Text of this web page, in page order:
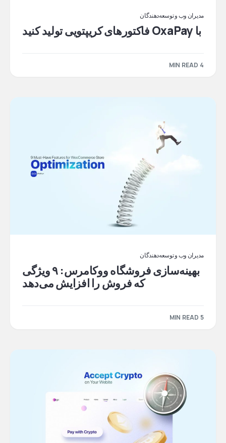
مدیران وب و توسعه‌دهندگان
با OxaPay فاکتورهای کریپتویی تولید کنید
4 MIN READ
مدیران وب و توسعه‌دهندگان
بهینه‌سازی فروشگاه ووکامرس: ۹ ویژگی
که فروش را افزایش می‌دهد
5 MIN READ